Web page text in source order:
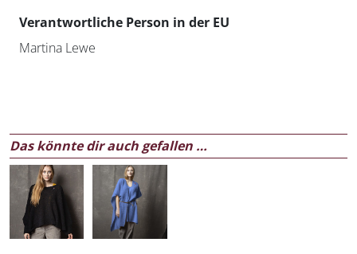
Verantwortliche Person in der EU
Martina Lewe
Das könnte dir auch gefallen …